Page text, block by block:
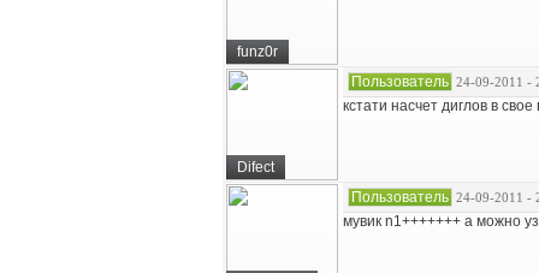
funz0r
Difect
Пользователь 24-09-2011 -
кстати насчет диглов в
Пользователь 24-09-2011 -
мувик n1+++++++ а можно